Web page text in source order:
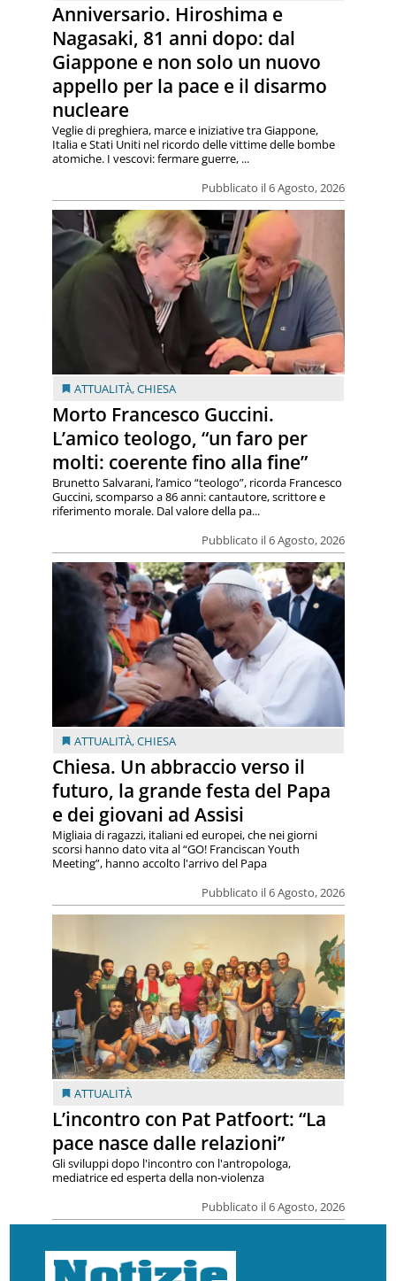
Anniversario. Hiroshima e
Nagasaki, 81 anni dopo: dal
Giappone e non solo un nuovo
appello per la pace e il disarmo
nucleare
Pubblicato il 6 Agosto, 2026
Veglie di preghiera, marce e iniziative tra Giappone,
Italia e Stati Uniti nel ricordo delle vittime delle bombe
atomiche. I vescovi: fermare guerre, ...
ATTUALITÀ,CHIESA
Morto Francesco Guccini.
L’amico teologo, “un faro per
molti: coerente fino alla fine”
Pubblicato il 6 Agosto, 2026
Brunetto Salvarani, l’amico “teologo”, ricorda Francesco
Guccini, scomparso a 86 anni: cantautore, scrittore e
riferimento morale. Dal valore della pa...
ATTUALITÀ,CHIESA
Chiesa. Un abbraccio verso il
futuro, la grande festa del Papa
e dei giovani ad Assisi
Pubblicato il 6 Agosto, 2026
Migliaia di ragazzi, italiani ed europei, che nei giorni
scorsi hanno dato vita al “GO! Franciscan Youth
Meeting”, hanno accolto l'arrivo del Papa
ATTUALITÀ
L’incontro con Pat Patfoort: “La
pace nasce dalle relazioni”
Pubblicato il 6 Agosto, 2026
Gli sviluppi dopo l'incontro con l'antropologa,
mediatrice ed esperta della non-violenza